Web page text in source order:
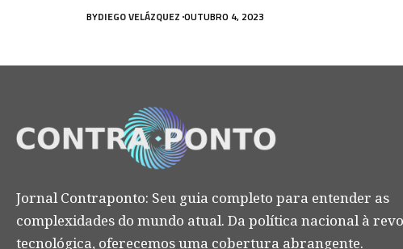
BYDIEGO VELÁZQUEZ OUTUBRO 4, 2023
Jornal Contraponto: Seu guia completo para entender as
complexidades do mundo atual. Da política nacional à
tecnológica, oferecemos uma cobertura abrangente.